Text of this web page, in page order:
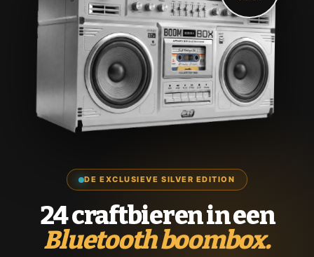
DE EXCLUSIEVE SILVER EDITION
24 craftbieren in een
Bluetooth boombox.